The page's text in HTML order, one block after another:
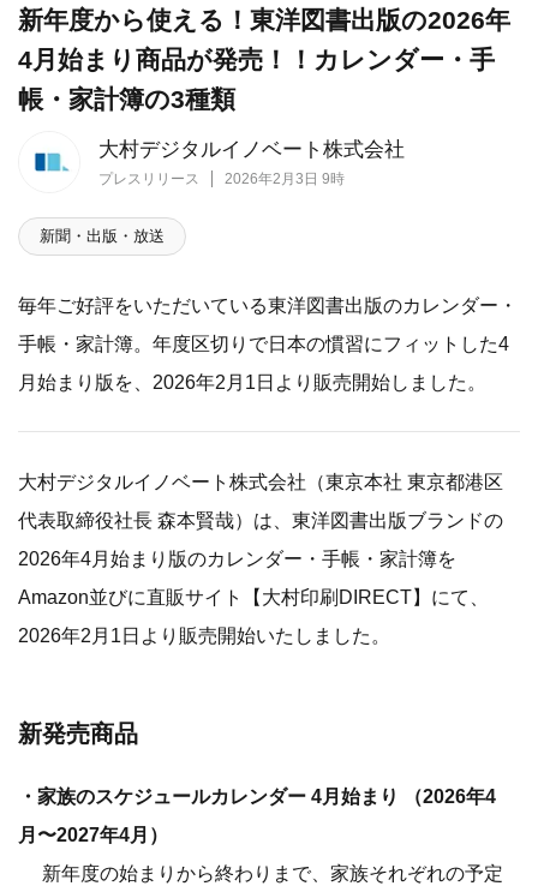
大村デジタルイノベート株式会社
プレスリリース 2026年2月3日 9時
新年度から使える！東洋図書出版の2026年
4月始まり商品が発売！！カレンダー・手
帳・家計簿の3種類
新聞・出版・放送
毎年ご好評をいただいている東洋図書出版のカレンダー・
手帳・家計簿。年度区切りで日本の慣習にフィットした4
月始まり版を、2026年2月1日より販売開始しました。
大村デジタルイノベート株式会社（東京本社 東京都港区
代表取締役社長 森本賢哉）は、東洋図書出版ブランドの
2026年4月始まり版のカレンダー・手帳・家計簿を
Amazon並びに直販サイト【大村印刷DIRECT】にて、
2026年2月1日より販売開始いたしました。
新発売商品
・家族のスケジュールカレンダー 4月始まり （2026年4
月〜2027年4月）
新年度の始まりから終わりまで、家族それぞれの予定